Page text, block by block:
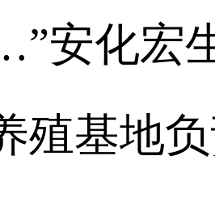
安化宏
殖基地